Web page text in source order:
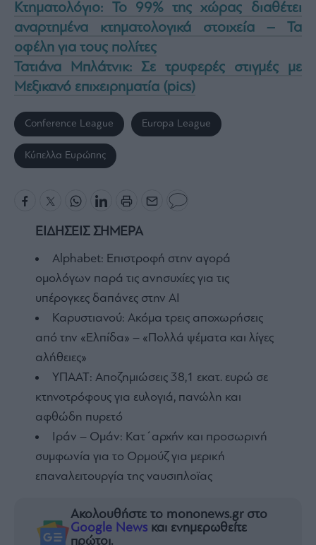
Κτηματολόγιο: Το 99% της χώρας διαθέτει
αναρτημένα κτηματολογικά στοιχεία – Τα
οφέλη για τους πολίτες
Τατιάνα Μπλάτνικ: Σε τρυφερές στιγμές με
Μεξικανό επιχειρηματία (pics)
Conference League Europa League
Κύπελλα Ευρώπης
ΕΙΔΗΣΕΙΣ ΣΗΜΕΡΑ
Alphabet: Επιστροφή στην αγορά
ομολόγων παρά τις ανησυχίες για τις
υπέρογκες δαπάνες στην AI
Καρυστιανού: Ακόμα τρεις αποχωρήσεις
από την «Ελπίδα» – «Πολλά ψέματα και λίγες
αλήθειες»
ΥΠΑΑΤ: Αποζημιώσεις 38,1 εκατ. ευρώ σε
κτηνοτρόφους για ευλογιά, πανώλη και
αφθώδη πυρετό
Ιράν – Ομάν: Κατ΄αρχήν και προσωρινή
συμφωνία για το Ορμούζ για μερική
επαναλειτουργία της ναυσιπλοϊας
Ακολουθήστε το mononews.gr στο
Google News και ενημερωθείτε
πρώτοι.